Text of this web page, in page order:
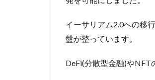
イーサリアム2.0への移
盤が整っています。
DeFi(分散型金融)やNFT